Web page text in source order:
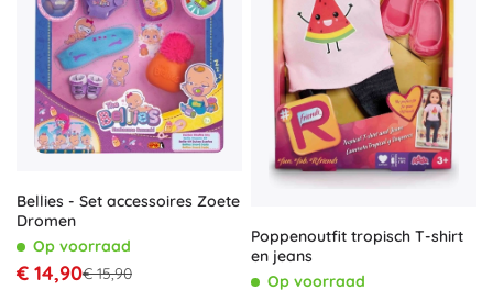
Bellies - Set accessoires Zoete
Dromen
Op voorraad
€ 14,90€ 15,90
Poppenoutfit tropisch T-shirt
en jeans
Op voorraad